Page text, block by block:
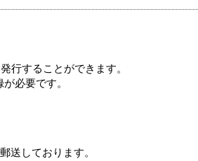
行することができます。
必要です。
送しております。